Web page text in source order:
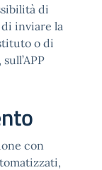
di
inviare la
o di
con